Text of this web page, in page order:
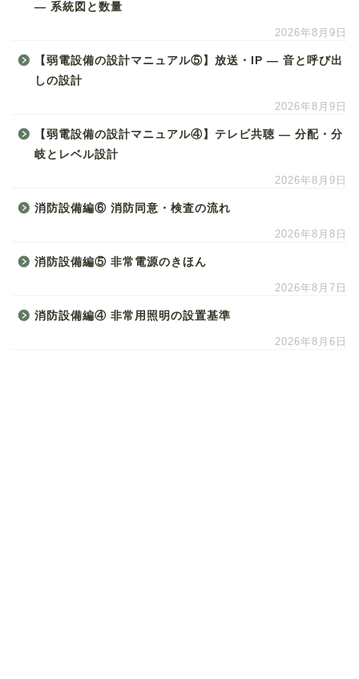
― 系統図と数量
2026年8月9日
【弱電設備の設計マニュアル⑤】放送・IP ― 音と呼び出
しの設計
2026年8月9日
【弱電設備の設計マニュアル④】テレビ共聴 ― 分配・分
岐とレベル設計
2026年8月9日
消防設備編⑥ 消防同意・検査の流れ
2026年8月8日
消防設備編⑤ 非常電源のきほん
2026年8月7日
消防設備編④ 非常用照明の設置基準
2026年8月6日